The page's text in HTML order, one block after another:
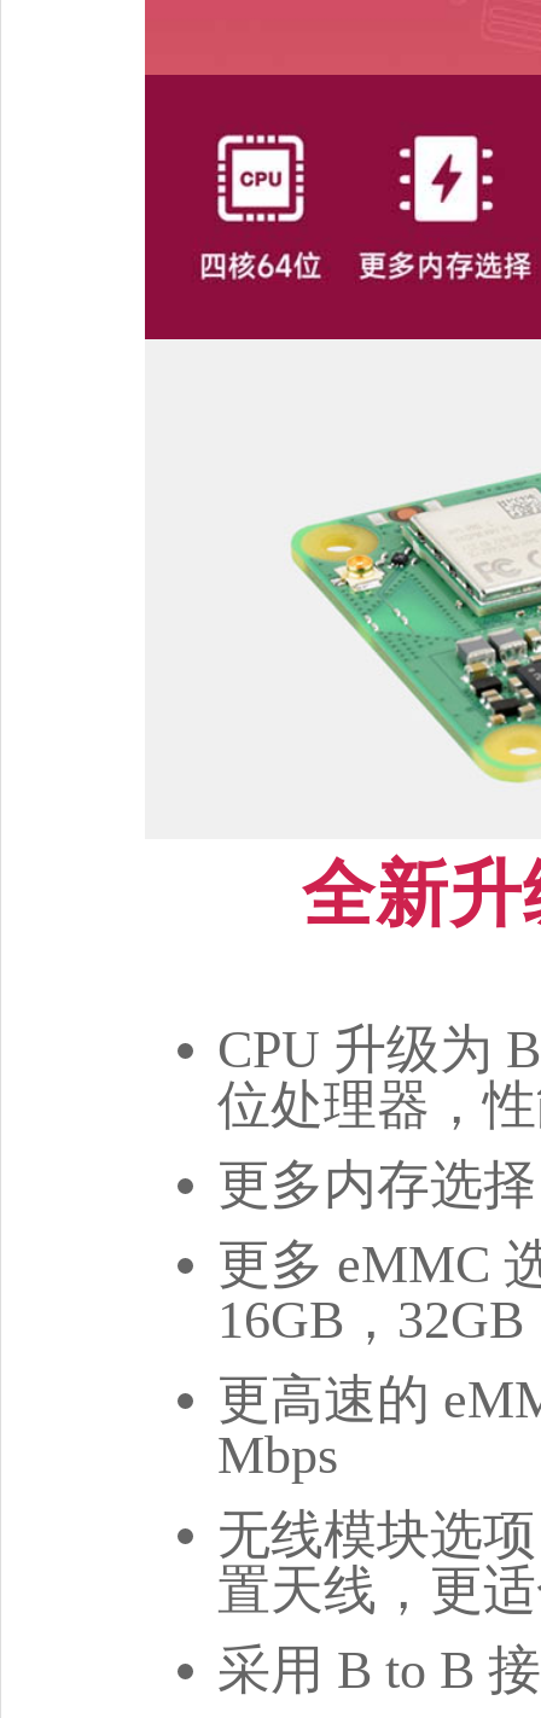
全新
CPU 升级为
位处理器，
更多内存选
更多 eMMC
16GB，
更高速的
Mbps
无线模块选
置天线，更
采用 B to B